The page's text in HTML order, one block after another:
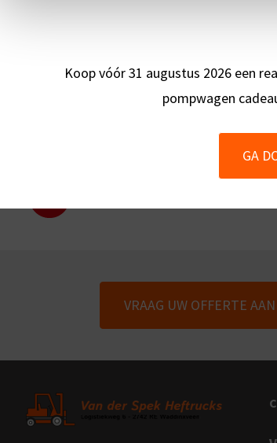
Koop vóór 31 augustus 2026 een
pompwagen
GA
VERZENDEN
VRAAG UW OFFERTE AAN